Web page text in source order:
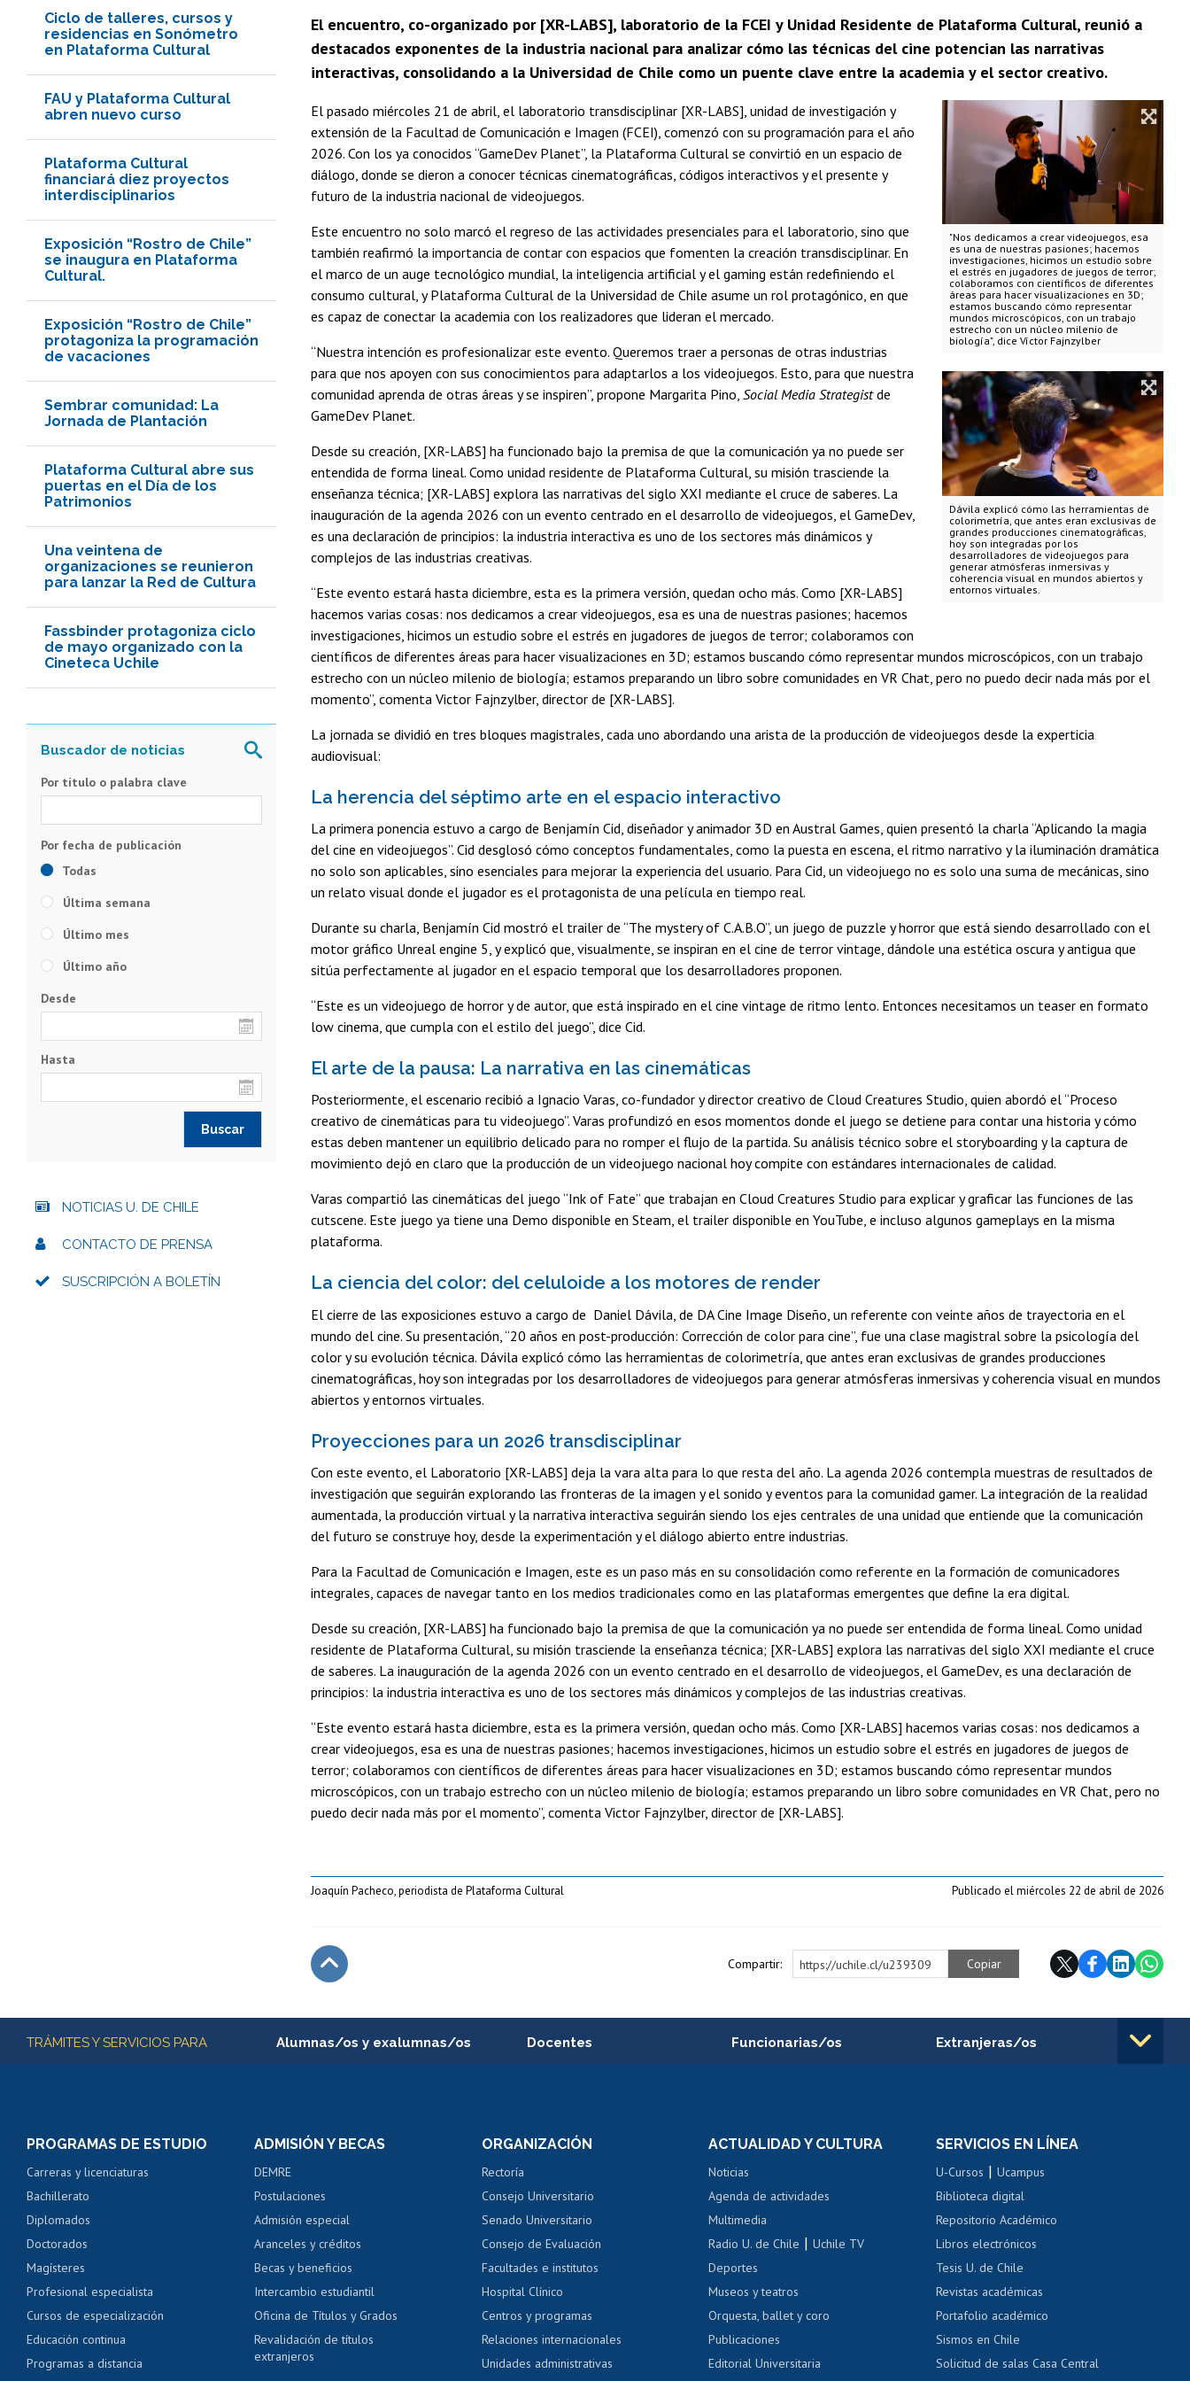
Ciclo de talleres, cursos y
residencias en Sonómetro
en Plataforma Cultural
FAU y Plataforma Cultural
abren nuevo curso
Plataforma Cultural
financiará diez proyectos
interdisciplinarios
Exposición “Rostro de Chile”
se inaugura en Plataforma
Cultural.
Exposición “Rostro de Chile”
protagoniza la programación
de vacaciones
Sembrar comunidad: La
Jornada de Plantación
Plataforma Cultural abre sus
puertas en el Día de los
Patrimonios
Una veintena de
organizaciones se reunieron
para lanzar la Red de Cultura
Fassbinder protagoniza ciclo
de mayo organizado con la
Cineteca Uchile
El encuentro, co-organizado por [XR-LABS], laboratorio de la FCEI y Unidad Residente de Plataforma Cultural, reunió a
destacados exponentes de la industria nacional para analizar cómo las técnicas del cine potencian las narrativas
interactivas, consolidando a la Universidad de Chile como un puente clave entre la academia y el sector creativo.
"Nos dedicamos a crear videojuegos, esa
es una de nuestras pasiones; hacemos
investigaciones, hicimos un estudio sobre
el estrés en jugadores de juegos de terror;
colaboramos con científicos de diferentes
áreas para hacer visualizaciones en 3D;
estamos buscando cómo representar
mundos microscópicos, con un trabajo
estrecho con un núcleo milenio de
biología", dice Víctor Fajnzylber
Dávila explicó cómo las herramientas de
colorimetría, que antes eran exclusivas de
grandes producciones cinematográficas,
hoy son integradas por los
desarrolladores de videojuegos para
generar atmósferas inmersivas y
coherencia visual en mundos abiertos y
entornos virtuales.
El pasado miércoles 21 de abril, el laboratorio transdisciplinar [XR-LABS], unidad de investigación y
extensión de la Facultad de Comunicación e Imagen (FCEI), comenzó con su programación para el año
2026. Con los ya conocidos “GameDev Planet”, la Plataforma Cultural se convirtió en un espacio de
diálogo, donde se dieron a conocer técnicas cinematográficas, códigos interactivos y el presente y
futuro de la industria nacional de videojuegos.
Este encuentro no solo marcó el regreso de las actividades presenciales para el laboratorio, sino que
también reafirmó la importancia de contar con espacios que fomenten la creación transdisciplinar. En
el marco de un auge tecnológico mundial, la inteligencia artificial y el gaming están redefiniendo el
consumo cultural, y Plataforma Cultural de la Universidad de Chile asume un rol protagónico, en que
es capaz de conectar la academia con los realizadores que lideran el mercado.
“Nuestra intención es profesionalizar este evento. Queremos traer a personas de otras industrias
para que nos apoyen con sus conocimientos para adaptarlos a los videojuegos. Esto, para que nuestra
comunidad aprenda de otras áreas y se inspiren”, propone Margarita Pino, Social Media Strategistde
GameDev Planet.
Desde su creación, [XR-LABS] ha funcionado bajo la premisa de que la comunicación ya no puede ser
entendida de forma lineal. Como unidad residente de Plataforma Cultural, su misión trasciende la
enseñanza técnica; [XR-LABS] explora las narrativas del siglo XXI mediante el cruce de saberes. La
inauguración de la agenda 2026 con un evento centrado en el desarrollo de videojuegos, el GameDev,
es una declaración de principios: la industria interactiva es uno de los sectores más dinámicos y
complejos de las industrias creativas.
“Este evento estará hasta diciembre, esta es la primera versión, quedan ocho más. Como [XR-LABS]
hacemos varias cosas: nos dedicamos a crear videojuegos, esa es una de nuestras pasiones; hacemos
investigaciones, hicimos un estudio sobre el estrés en jugadores de juegos de terror; colaboramos con
científicos de diferentes áreas para hacer visualizaciones en 3D; estamos buscando cómo representar mundos microscópicos, con un trabajo
estrecho con un núcleo milenio de biología; estamos preparando un libro sobre comunidades en VR Chat, pero no puedo decir nada más por el
momento”, comenta Victor Fajnzylber, director de [XR-LABS].
La jornada se dividió en tres bloques magistrales, cada uno abordando una arista de la producción de videojuegos desde la experticia
audiovisual:
La herencia del séptimo arte en el espacio interactivo
La primera ponencia estuvo a cargo de Benjamín Cid, diseñador y animador 3D en Austral Games, quien presentó la charla “Aplicando la magia
del cine en videojuegos”. Cid desglosó cómo conceptos fundamentales, como la puesta en escena, el ritmo narrativo y la iluminación dramática
no solo son aplicables, sino esenciales para mejorar la experiencia del usuario. Para Cid, un videojuego no es solo una suma de mecánicas, sino
un relato visual donde el jugador es el protagonista de una película en tiempo real.
Durante su charla, Benjamín Cid mostró el trailer de “The mystery of C.A.B.O”, un juego de puzzle y horror que está siendo desarrollado con el
motor gráfico Unreal engine 5, y explicó que, visualmente, se inspiran en el cine de terror vintage, dándole una estética oscura y antigua que
sitúa perfectamente al jugador en el espacio temporal que los desarrolladores proponen.
“Este es un videojuego de horror y de autor, que está inspirado en el cine vintage de ritmo lento. Entonces necesitamos un teaser en formato
low cinema, que cumpla con el estilo del juego”, dice Cid.
El arte de la pausa: La narrativa en las cinemáticas
Posteriormente, el escenario recibió a Ignacio Varas, co-fundador y director creativo de Cloud Creatures Studio, quien abordó el “Proceso
creativo de cinemáticas para tu videojuego”. Varas profundizó en esos momentos donde el juego se detiene para contar una historia y cómo
estas deben mantener un equilibrio delicado para no romper el flujo de la partida. Su análisis técnico sobre el storyboarding y la captura de
movimiento dejó en claro que la producción de un videojuego nacional hoy compite con estándares internacionales de calidad.
Varas compartió las cinemáticas del juego “Ink of Fate” que trabajan en Cloud Creatures Studio para explicar y graficar las funciones de las
cutscene. Este juego ya tiene una Demo disponible en Steam, el trailer disponible en YouTube, e incluso algunos gameplays en la misma
plataforma.
La ciencia del color: del celuloide a los motores de render
El cierre de las exposiciones estuvo a cargo de Daniel Dávila, de DA Cine Image Diseño, un referente con veinte años de trayectoria en el
mundo del cine. Su presentación, “20 años en post-producción: Corrección de color para cine”, fue una clase magistral sobre la psicología del
color y su evolución técnica. Dávila explicó cómo las herramientas de colorimetría, que antes eran exclusivas de grandes producciones
cinematográficas, hoy son integradas por los desarrolladores de videojuegos para generar atmósferas inmersivas y coherencia visual en mundos
abiertos y entornos virtuales.
Proyecciones para un 2026 transdisciplinar
Con este evento, el Laboratorio [XR-LABS] deja la vara alta para lo que resta del año. La agenda 2026 contempla muestras de resultados de
investigación que seguirán explorando las fronteras de la imagen y el sonido y eventos para la comunidad gamer. La integración de la realidad
aumentada, la producción virtual y la narrativa interactiva seguirán siendo los ejes centrales de una unidad que entiende que la comunicación
del futuro se construye hoy, desde la experimentación y el diálogo abierto entre industrias.
Para la Facultad de Comunicación e Imagen, este es un paso más en su consolidación como referente en la formación de comunicadores
integrales, capaces de navegar tanto en los medios tradicionales como en las plataformas emergentes que define la era digital.
Desde su creación, [XR-LABS] ha funcionado bajo la premisa de que la comunicación ya no puede ser entendida de forma lineal. Como unidad
residente de Plataforma Cultural, su misión trasciende la enseñanza técnica; [XR-LABS] explora las narrativas del siglo XXI mediante el cruce
de saberes. La inauguración de la agenda 2026 con un evento centrado en el desarrollo de videojuegos, el GameDev, es una declaración de
principios: la industria interactiva es uno de los sectores más dinámicos y complejos de las industrias creativas.
“Este evento estará hasta diciembre, esta es la primera versión, quedan ocho más. Como [XR-LABS] hacemos varias cosas: nos dedicamos a
crear videojuegos, esa es una de nuestras pasiones; hacemos investigaciones, hicimos un estudio sobre el estrés en jugadores de juegos de
terror; colaboramos con científicos de diferentes áreas para hacer visualizaciones en 3D; estamos buscando cómo representar mundos
microscópicos, con un trabajo estrecho con un núcleo milenio de biología; estamos preparando un libro sobre comunidades en VR Chat, pero no
puedo decir nada más por el momento”, comenta Victor Fajnzylber, director de [XR-LABS].
Joaquín Pacheco, periodista de Plataforma Cultural Publicado el miércoles 22 de abril de 2026
Compartir: https://uchile.cl/u239309 Copiar
Por título o palabra clave
Todas
Última semana
Último mes
Último año
Desde
Hasta
NOTICIAS U. DE CHILE
CONTACTO DE PRENSA
SUSCRIPCIÓN A BOLETÍN
Más información
TRÁMITES Y SERVICIOS PARA Alumnas/os y exalumnas/os
Servicio médico y dental
Pago de arancel y crédito alumnos
Pago de arancel y crédito exalumnos
Certificado de títulos y grados
Docentes
Perfeccionamiento
Evaluación docente
Calificación académica
Postulación al AUCAI
Funcionarias/os
Portal de movilidad interna
Certificado de renta
Certificado de renta
Extranjeras/os
Cursos de español
Mi Uchile Ayuda tecnológica Tarjeta TUI Acoso laboral, sexual y violencia Denuncias administrativas
PROGRAMAS DE ESTUDIO
Carreras y licenciaturas
Bachillerato
Diplomados
Doctorados
Magísteres
Profesional especialista
Cursos de especialización
Educación continua
Programas a distancia
ADMISIÓN Y BECAS
DEMRE
Postulaciones
Admisión especial
Aranceles y créditos
Becas y beneficios
Intercambio estudiantil
Oficina de Títulos y Grados
Revalidación de títulos
extranjeros
ORGANIZACIÓN
Rectoría
Consejo Universitario
Senado Universitario
Consejo de Evaluación
Facultades e institutos
Hospital Clínico
Centros y programas
Relaciones internacionales
Unidades administrativas
ACTUALIDAD Y CULTURA
Noticias
Agenda de actividades
Multimedia
Radio U. de Chile |Uchile TV
Deportes
Museos y teatros
Orquesta, ballet y coro
Publicaciones
Editorial Universitaria
SERVICIOS EN LÍNEA
U-Cursos |Ucampus
Biblioteca digital
Repositorio Académico
Libros electrónicos
Tesis U. de Chile
Revistas académicas
Portafolio académico
Sismos en Chile
Solicitud de salas Casa Central